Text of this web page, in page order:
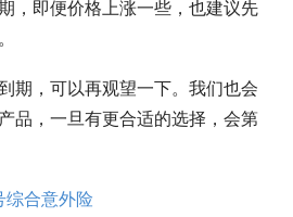
，即便价格上涨一些，也建议先
期，可以再观望一下。我们也会
品，一旦有更合适的选择，会第
综合意外险